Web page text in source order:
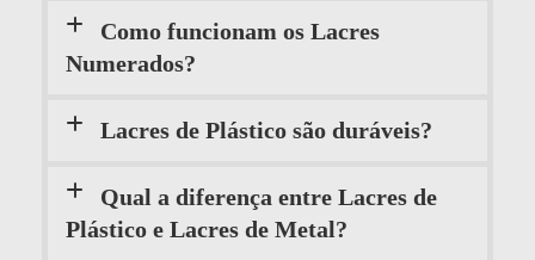
Como funcionam os Lacres
Numerados?
Lacres de Plástico são duráveis?
Qual a diferença entre Lacres de
Plástico e Lacres de Metal?